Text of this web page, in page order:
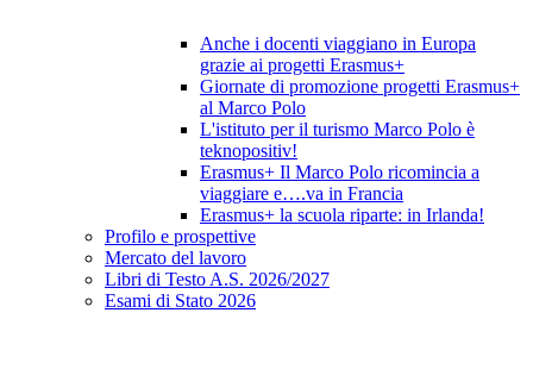
Anche i docenti viaggiano in Europa
grazie ai progetti Erasmus+
Giornate di promozione progetti Erasmus+
al Marco Polo
L'istituto per il turismo Marco Polo è
teknopositiv!
Erasmus+ Il Marco Polo ricomincia a
viaggiare e….va in Francia
Erasmus+ la scuola riparte: in Irlanda!
Profilo e prospettive
Mercato del lavoro
Libri di Testo A.S. 2026/2027
Esami di Stato 2026